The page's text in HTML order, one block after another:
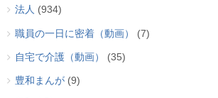
法人 (934)
職員の一日に密着（動画） (7)
自宅で介護（動画） (35)
豊和まんが (9)